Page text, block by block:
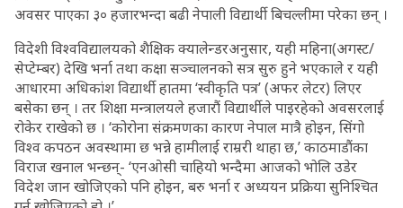
अवसर पाएका ३० हजारभन्दा बढी नेपाली विद्यार्थी बिचल्लीमा परेका छन् ।
विदेशी विश्वविद्यालयको शैक्षिक क्यालेन्डरअनुसार, यही महिना(अगस्ट/
सेप्टेम्बर) देखि भर्ना तथा कक्षा सञ्चालनको सत्र सुरु हुने भएकाले र यही
आधारमा अधिकांश विद्यार्थी हातमा ‘स्वीकृति पत्र’ (अफर लेटर) लिएर
बसेका छन् । तर शिक्षा मन्त्रालयले हजारौं विद्यार्थीले पाइरहेको अवसरलाई
रोकेर राखेको छ । ‘कोरोना संक्रमणका कारण नेपाल मात्रै होइन, सिंगो
विश्व कपठन अवस्थामा छ भन्ने हामीलाई राम्ररी थाहा छ,’ काठमाडौंका
विराज खनाल भन्छन्- ‘एनओसी चाहियो भन्दैमा आजको भोलि उडेर
विदेश जान खोजिएको पनि होइन, बरु भर्ना र अध्ययन प्रक्रिया सुनिश्चित